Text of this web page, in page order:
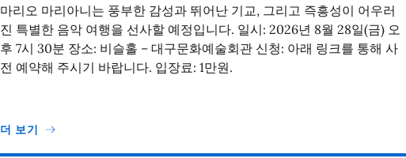
마리오 마리아니는 풍부한 감성과 뛰어난 기교, 그리고 즉흥성이 어우러
진 특별한 음악 여행을 선사할 예정입니다. 일시: 2026년 8월 28일(금) 오
후 7시 30분 장소: 비슬홀 – 대구문화예술회관 신청: 아래 링크를 통해 사
전 예약해 주시기 바랍니다. 입장료: 1만원.
더 보기